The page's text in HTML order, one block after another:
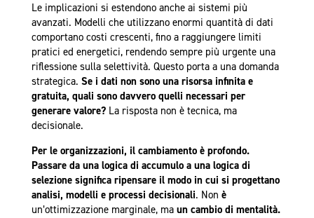
Le implicazioni si estendono anche ai sistemi più
avanzati. Modelli che utilizzano enormi quantità di dati
comportano costi crescenti, fino a raggiungere limiti
pratici ed energetici, rendendo sempre più urgente una
riflessione sulla selettività. Questo porta a una domanda
strategica. Se i dati non sono una risorsa infinita e
gratuita, quali sono davvero quelli necessari per
generare valore?La risposta non è tecnica, ma
decisionale.
Per le organizzazioni, il cambiamento è profondo.
Passare da una logica di accumulo a una logica di
selezione significa ripensare il modo in cui si progettano
analisi, modelli e processi decisionali. Non è
un’ottimizzazione marginale, ma un cambio di mentalità.